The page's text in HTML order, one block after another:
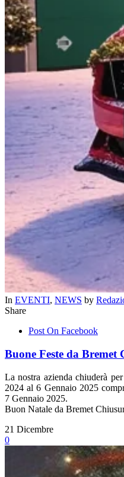
In EVENTI, NEWS by
Share
Post On Facebook
Buone Feste da Bremet
La nostra azienda chiuderà
2024 al 6 Gennaio 2025
7 Gennaio 2025.
Buon Natale da Bremet
21 Dicembre
0